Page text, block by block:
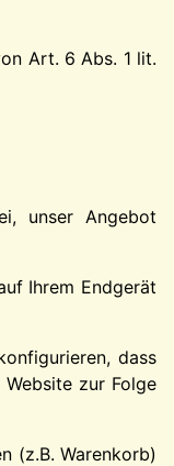
Art. 6 Abs. 1 lit.
unser Angebot
Ihrem Endgerät
dass
zur Folge
(z.B. Warenkorb)